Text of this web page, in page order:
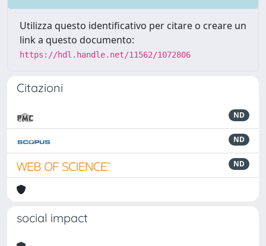
Utilizza questo identificativo per citare o creare un
link a questo documento:
https://hdl.handle.net/11562/1072806
Citazioni
ND
ND
ND
social impact